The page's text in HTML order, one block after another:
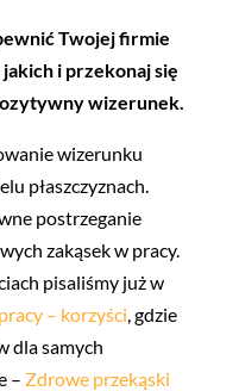
Twojej firmie
i przekonaj się
wizerunek.
wizerunku
płaszczyznach.
postrzeganie
zakąsek w pracy.
pisaliśmy już w
– korzyści, gdzie
dla samych
– Zdrowe przekąski